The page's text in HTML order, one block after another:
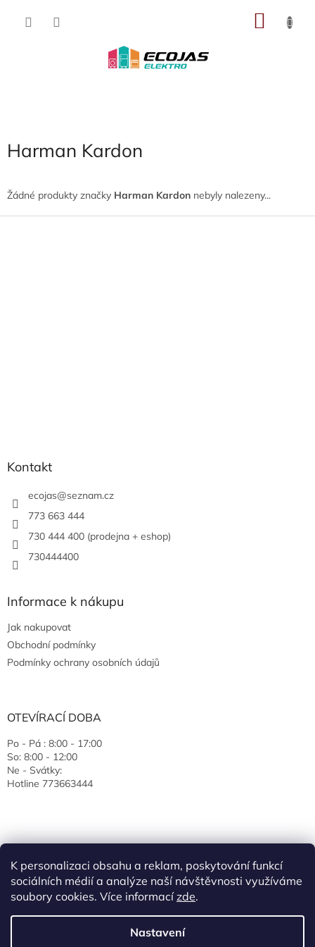
K personalizaci obsahu a reklam, poskytování funkcí
sociálních médií a analýze naší návštěvnosti využíváme
soubory cookies. Více informacízde.
Nastavení
Harman Kardon
Žádné produkty značky Harman Kardon nebyly nalezeny...
Kontakt
ecojas@seznam.cz
773 663 444
730 444 400 (prodejna + eshop)
730444400
Informace k nákupu
Jak nakupovat
Obchodní podmínky
Podmínky ochrany osobních údajů
OTEVÍRACÍ DOBA
Po - Pá : 8:00 - 17:00
So: 8:00 - 12:00
Ne - Svátky:
Hotline 773663444